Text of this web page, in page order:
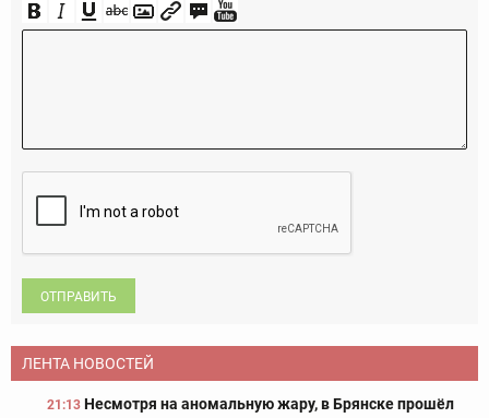
ОТПРАВИТЬ
ЛЕНТА НОВОСТЕЙ
21:13 Несмотря на аномальную жару, в Брянске прошёл